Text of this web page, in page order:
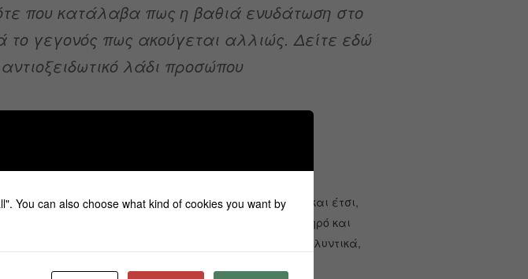
που κατάλαβα πως η βαθιά ενυδάτωση στο
γεγονός πως ακούγεται αλλιώς. Δείτε εδώ
λάδι προσώπου
δυστυχώς προκαλεί χαλάρωση του δέρματος και έτσι,
κολλαγόνου, ελαστίνης και υαλουρονικού, κάτι το ξηρό και
το άγχος, οι καιρικές συνθήκες, τα λάθος καλλυντικά,
You can also choose what kind of cookies you want by